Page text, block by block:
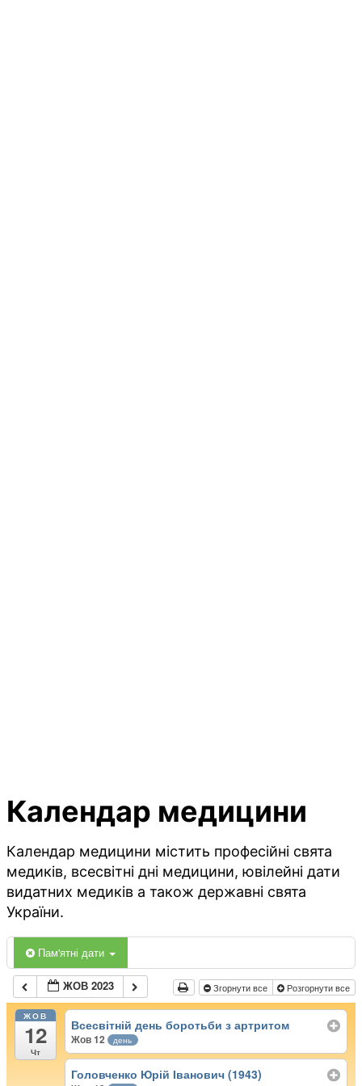
Календар медицини
Календар медицини містить професійні свята
медиків, всесвітні дні медицини, ювілейні дати
видатних медиків а також державні свята
України.
Пам'ятні дати
ЖОВ 2023 Згорнути все Розгорнути все
ЖОВ
12
Чт
Всесвітній день боротьби з артритом
Жов 12 день
Головченко Юрій Іванович (1943)